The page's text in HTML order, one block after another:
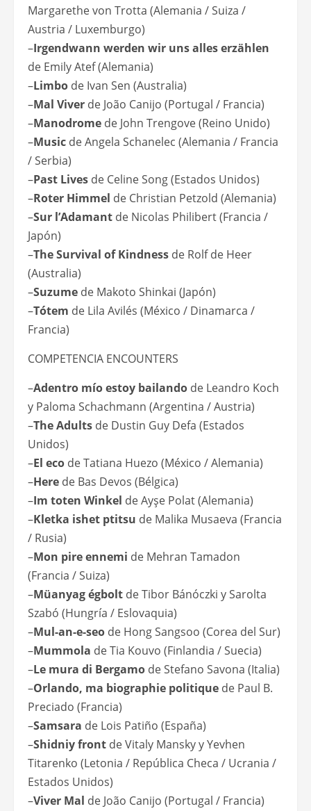
Margarethe von Trotta (Alemania / Suiza /
Austria / Luxemburgo)
–Irgendwann werden wir uns alles erzählen
de Emily Atef (Alemania)
–Limbo de Ivan Sen (Australia)
–Mal Viver de João Canijo (Portugal / Francia)
–Manodrome de John Trengove (Reino Unido)
–Music de Angela Schanelec (Alemania / Francia
/ Serbia)
–Past Lives de Celine Song (Estados Unidos)
–Roter Himmel de Christian Petzold (Alemania)
–Sur l’Adamant de Nicolas Philibert (Francia /
Japón)
–The Survival of Kindness de Rolf de Heer
(Australia)
–Suzume de Makoto Shinkai (Japón)
–Tótem de Lila Avilés (México / Dinamarca /
Francia)
COMPETENCIA ENCOUNTERS
–Adentro mío estoy bailando de Leandro Koch
y Paloma Schachmann (Argentina / Austria)
–The Adults de Dustin Guy Defa (Estados
Unidos)
–El eco de Tatiana Huezo (México / Alemania)
–Here de Bas Devos (Bélgica)
–Im toten Winkel de Ayşe Polat (Alemania)
–Kletka ishet ptitsu de Malika Musaeva (Francia
/ Rusia)
–Mon pire ennemi de Mehran Tamadon
(Francia / Suiza)
–Müanyag égbolt de Tibor Bánóczki y Sarolta
Szabó (Hungría / Eslovaquia)
–Mul-an-e-seo de Hong Sangsoo (Corea del Sur)
–Mummola de Tia Kouvo (Finlandia / Suecia)
–Le mura di Bergamo de Stefano Savona (Italia)
–Orlando, ma biographie politique de Paul B.
Preciado (Francia)
–Samsara de Lois Patiño (España)
–Shidniy front de Vitaly Mansky y Yevhen
Titarenko (Letonia / República Checa / Ucrania /
Estados Unidos)
–Viver Mal de João Canijo (Portugal / Francia)